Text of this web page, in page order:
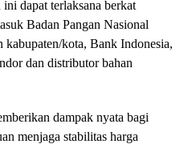
dapat terlaksana berkat
Badan Pangan Nasional
kota, Bank Indonesia,
dan distributor bahan
dampak nyata bagi
menjaga stabilitas harga